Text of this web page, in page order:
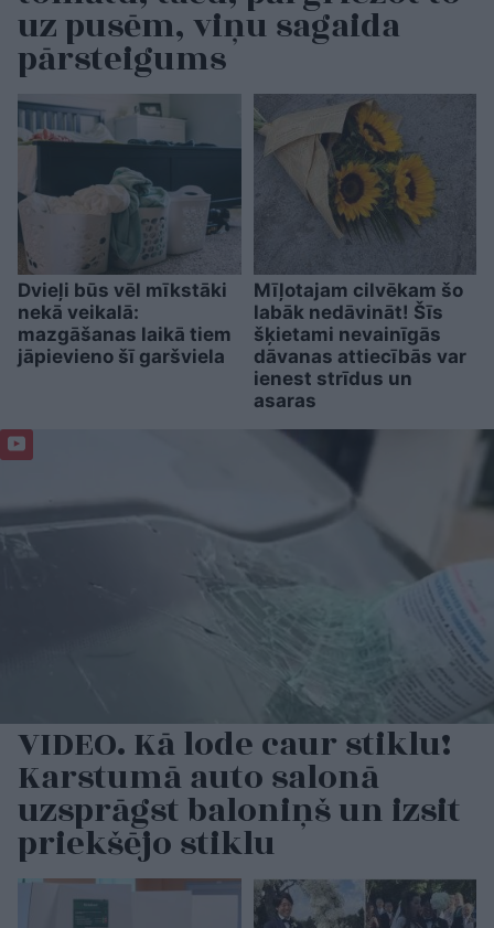
uz pusēm, viņu sagaida
pārsteigums
Dvieļi būs vēl mīkstāki
nekā veikalā:
mazgāšanas laikā tiem
jāpievieno šī garšviela
Mīļotajam cilvēkam šo
labāk nedāvināt! Šīs
šķietami nevainīgās
dāvanas attiecībās var
ienest strīdus un
asaras
VIDEO. Kā lode caur stiklu!
Karstumā auto salonā
uzsprāgst baloniņš un izsit
priekšējo stiklu